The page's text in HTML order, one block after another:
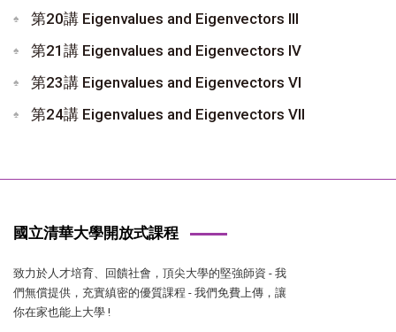
第20講 Eigenvalues and Eigenvectors III
第21講 Eigenvalues and Eigenvectors IV
第23講 Eigenvalues and Eigenvectors VI
第24講 Eigenvalues and Eigenvectors VII
國立清華大學開放式課程
致力於人才培育、回饋社會，頂尖大學的堅強師資 - 我
們無償提供，充實縝密的優質課程 - 我們免費上傳，讓
你在家也能上大學 !